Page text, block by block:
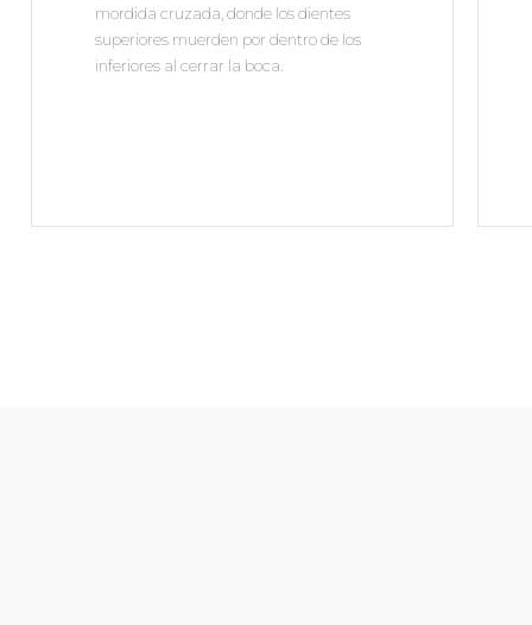
mordida cruzada, donde los dientes
superiores muerden por dentro de los
inferiores al cerrar la boca.